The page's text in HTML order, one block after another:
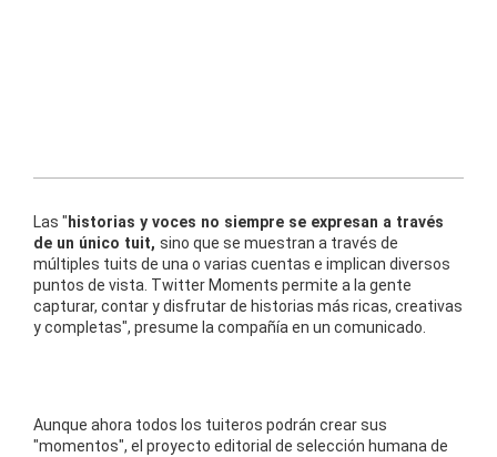
Las " historias y voces no siempre se expresan a través
de un único tuit, sino que se muestran a través de
múltiples tuits de una o varias cuentas e implican diversos
puntos de vista. Twitter Moments permite a la gente
capturar, contar y disfrutar de historias más ricas, creativas
y completas", presume la compañía en un comunicado.
Aunque ahora todos los tuiteros podrán crear sus
"momentos", el proyecto editorial de selección humana de